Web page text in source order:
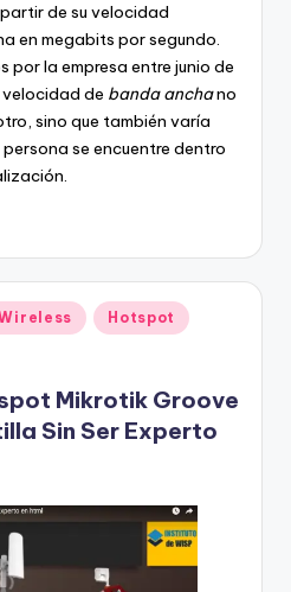
de su velocidad
en megabits por segundo.
por la empresa entre junio de
velocidad de banda anchano
sino que también varía
persona se encuentre dentro
Hotspot
Mikrotik Groove
Sin Ser Experto